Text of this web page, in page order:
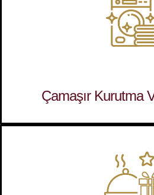
Çamaşır Kurutma